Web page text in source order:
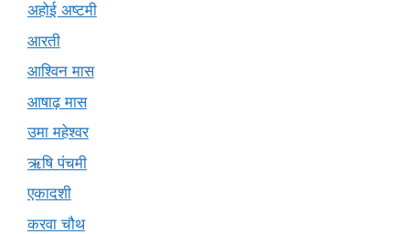
अहोई अष्टमी
आरती
आश्विन मास
आषाढ़ मास
उमा महेश्वर
ऋषि पंचमी
एकादशी
करवा चौथ